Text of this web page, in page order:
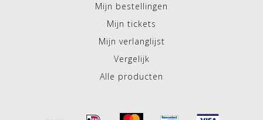
Mijn bestellingen
Mijn tickets
Mijn verlanglijst
Vergelijk
Alle producten